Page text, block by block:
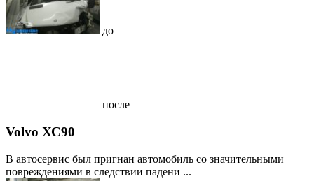
до
после
Volvo ХС90
В автосервис был пригнан автомобиль со значительными
повреждениями в следствии падени ...